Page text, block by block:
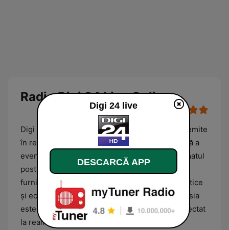
Radio Digi 24 Live Online
Digi 24 este un post de știri din România care emite
în regim permanent, oferind o acoperire extinsă a
evenimentelor naționale și internaționale. Formatul
postului este predominant informativ, axat pe
furnizarea de noutăți de ultimă oră, analize politice
și economice, precum și reportaje sociale. Emisia
este structurată pentru a menține publicul conectat
la realitatea imediată, punând accent pe
Digi 24 live
DESCARCĂ APP